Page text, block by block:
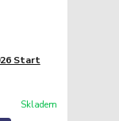
Start
Skladem